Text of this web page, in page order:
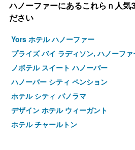
ハノーファー​にあるこれらｎ人気
ださい
Yors ホテル ハノーファー
プライズ バイ ラディソン, ハノーファ
ノボテル スイート ハノーバー
ハノーバー シティ ペンション
ホテル シティ パノラマ
デザイン ホテル ウィーガント
ホテル チャールトン